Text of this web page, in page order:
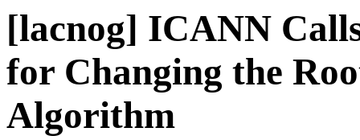
[lacnog] ICANN
for Changing the
Algorithm